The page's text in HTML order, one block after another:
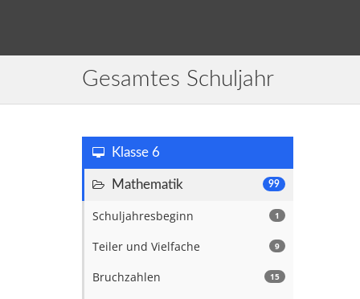
Gesamtes Schuljahr
Klasse 6
99
Mathematik
1
Schuljahresbeginn
9
Teiler und Vielfache
15
Bruchzahlen